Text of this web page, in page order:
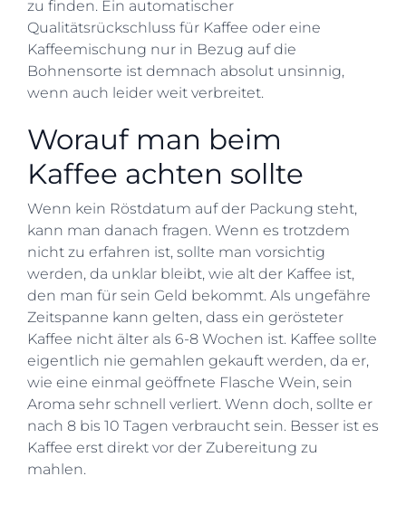
zu finden. Ein automatischer
Qualitätsrückschluss für Kaffee oder eine
Kaffeemischung nur in Bezug auf die
Bohnensorte ist demnach absolut unsinnig,
wenn auch leider weit verbreitet.
Worauf man beim
Kaffee achten sollte
Wenn kein Röstdatum auf der Packung steht,
kann man danach fragen. Wenn es trotzdem
nicht zu erfahren ist, sollte man vorsichtig
werden, da unklar bleibt, wie alt der Kaffee ist,
den man für sein Geld bekommt. Als ungefähre
Zeitspanne kann gelten, dass ein gerösteter
Kaffee nicht älter als 6-8 Wochen ist. Kaffee sollte
eigentlich nie gemahlen gekauft werden, da er,
wie eine einmal geöffnete Flasche Wein, sein
Aroma sehr schnell verliert. Wenn doch, sollte er
nach 8 bis 10 Tagen verbraucht sein. Besser ist es
Kaffee erst direkt vor der Zubereitung zu
mahlen.